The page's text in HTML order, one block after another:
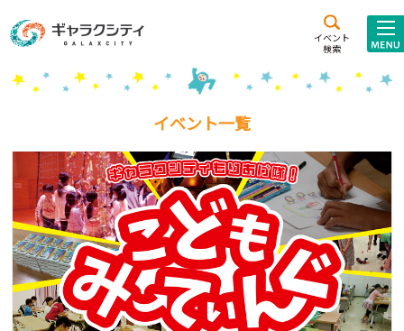
イベント
検索
施設案内
こども
西新井
施設･
施設貸出･団体利用
こどもみーてぃんぐ
Gがくえん
ブランドからのお知らせ
イベント一覧